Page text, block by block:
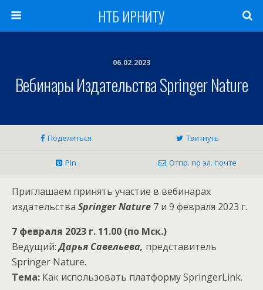
НТБ ИРНИТУ
06.02.2023
Вебинары Издательства Springer Nature
Поделиться Твитнуть
Pin Отпр. по эл. почте
Приглашаем принять участие в вебинарах
издательства Springer Nature 7 и 9 февраля 2023 г.
7 февраля 2023 г. 11.00 (по Мск.)
Ведущий:Дарья Савельева, представитель
Springer Nature.
Тема: Как использовать платформу SpringerLink.